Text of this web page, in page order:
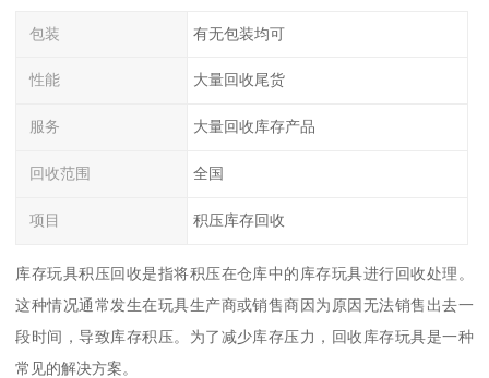
包装 有无包装均可
性能 大量回收尾货
服务 大量回收库存产品
回收范围 全国
项目 积压库存回收
库存玩具积压回收是指将积压在仓库中的库存玩具进行回收处理。
这种情况通常发生在玩具生产商或销售商因为原因无法销售出去一
段时间，导致库存积压。为了减少库存压力，回收库存玩具是一种
常见的解决方案。